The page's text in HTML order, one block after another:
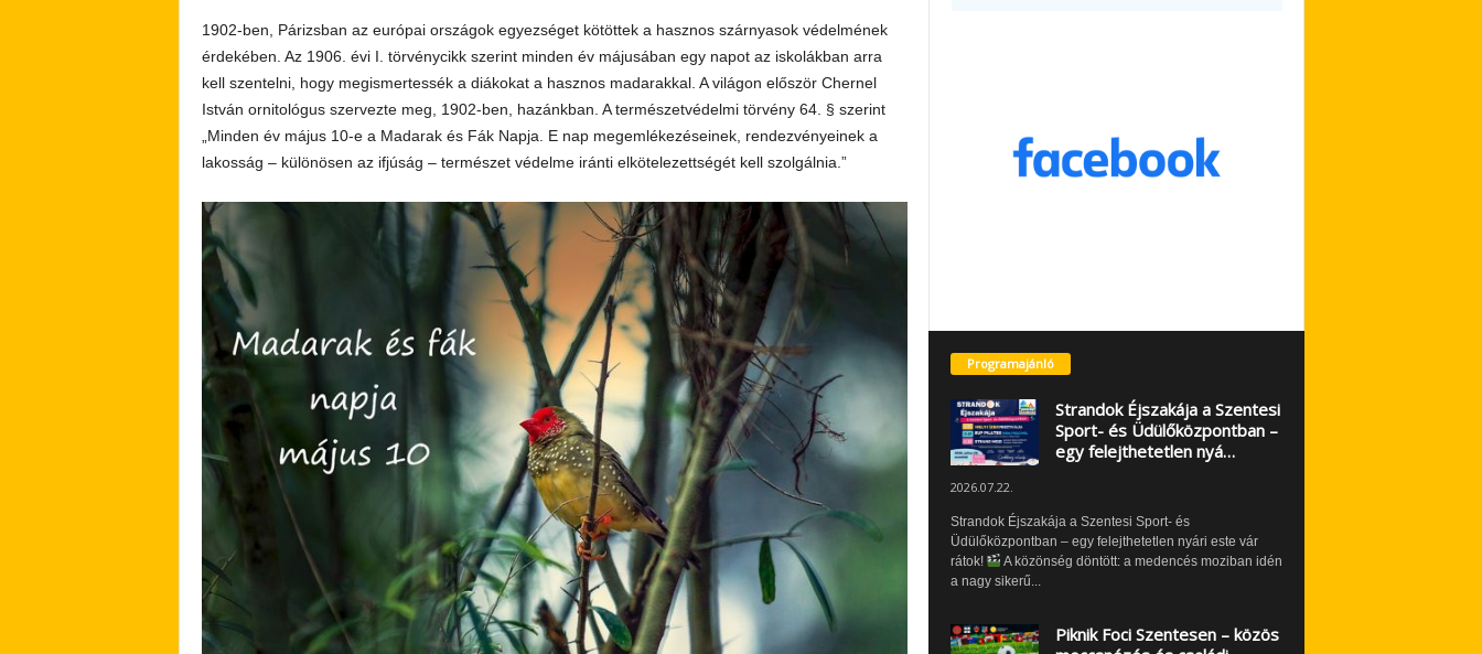
1902-ben, Párizsban az európai országok egyezséget kötöttek a hasznos szárnyasok védelmének
érdekében. Az 1906. évi I. törvénycikk szerint minden év májusában egy napot az iskolákban arra
kell szentelni, hogy megismertessék a diákokat a hasznos madarakkal. A világon először Chernel
István ornitológus szervezte meg, 1902-ben, hazánkban. A természetvédelmi törvény 64. § szerint
„Minden év május 10-e a Madarak és Fák Napja. E nap megemlékezéseinek, rendezvényeinek a
lakosság – különösen az ifjúság – természet védelme iránti elkötelezettségét kell szolgálnia.”
Programajánló
Strandok Éjszakája a Szentesi
Sport- és Üdülőközpontban –
egy felejthetetlen nyá…
2026.07.22.
Strandok Éjszakája a Szentesi Sport- és
Üdülőközpontban – egy felejthetetlen nyári este vár
rátok!
A közönség döntött: a medencés moziban idén
a nagy sikerű...
Piknik Foci Szentesen – közös